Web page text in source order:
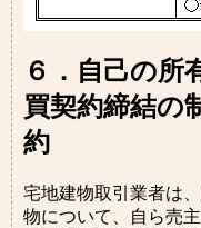
６．自己の所
買契約締結の
約
宅地建物取引業者は
物について、自ら売